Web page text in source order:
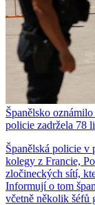
Španělsko
policie zadržela 78
Španělská policie v
kolegy z Francie,
zločineckých sítí,
Informují o tom
včetně několik šéfů